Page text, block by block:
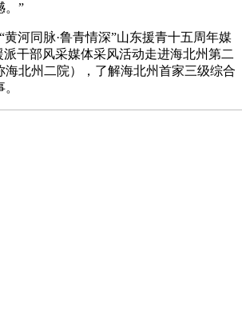
。”
河同脉·鲁青情深”山东援青十五周年媒
派干部风采媒体采风活动走进海北州第二
海北州二院），了解海北州首家三级综合